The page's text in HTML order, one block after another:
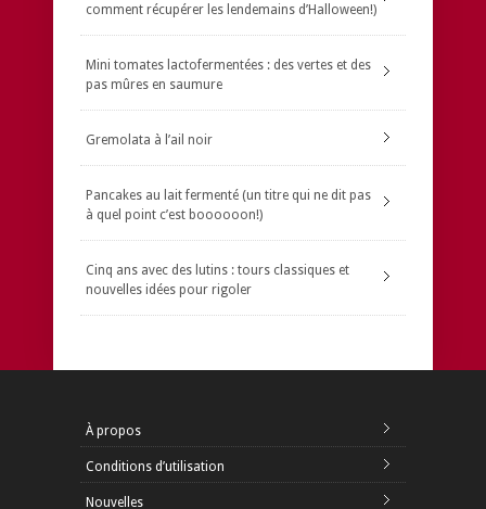
comment récupérer les lendemains d’Halloween!)
Mini tomates lactofermentées : des vertes et des
pas mûres en saumure
Gremolata à l’ail noir
Pancakes au lait fermenté (un titre qui ne dit pas
à quel point c’est boooooon!)
Cinq ans avec des lutins : tours classiques et
nouvelles idées pour rigoler
À propos
Conditions d’utilisation
Nouvelles